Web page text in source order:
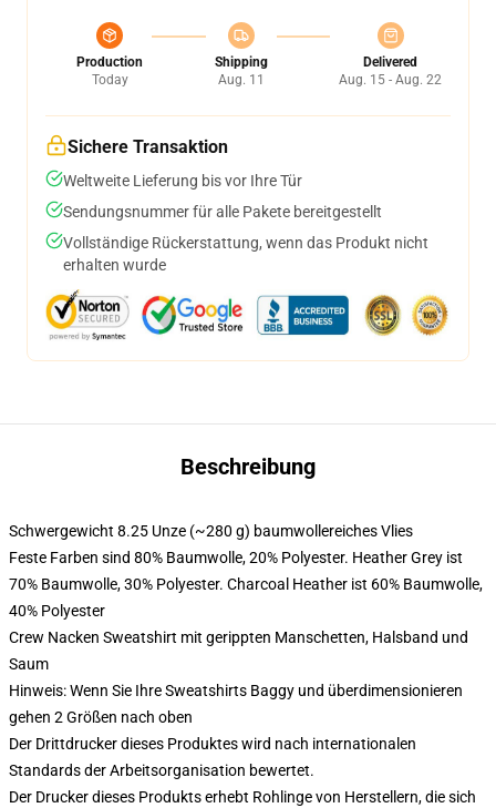
Production
Today
Shipping
Aug. 11
Delivered
Aug. 15 - Aug. 22
Sichere Transaktion
Weltweite Lieferung bis vor Ihre Tür
Sendungsnummer für alle Pakete bereitgestellt
Vollständige Rückerstattung, wenn das Produkt nicht
erhalten wurde
Beschreibung
Schwergewicht 8.25 Unze (~280 g) baumwollereiches Vlies
Feste Farben sind 80% Baumwolle, 20% Polyester. Heather Grey ist
70% Baumwolle, 30% Polyester. Charcoal Heather ist 60% Baumwolle,
40% Polyester
Crew Nacken Sweatshirt mit gerippten Manschetten, Halsband und
Saum
Hinweis: Wenn Sie Ihre Sweatshirts Baggy und überdimensionieren
gehen 2 Größen nach oben
Der Drittdrucker dieses Produktes wird nach internationalen
Standards der Arbeitsorganisation bewertet.
Der Drucker dieses Produkts erhebt Rohlinge von Herstellern, die sich